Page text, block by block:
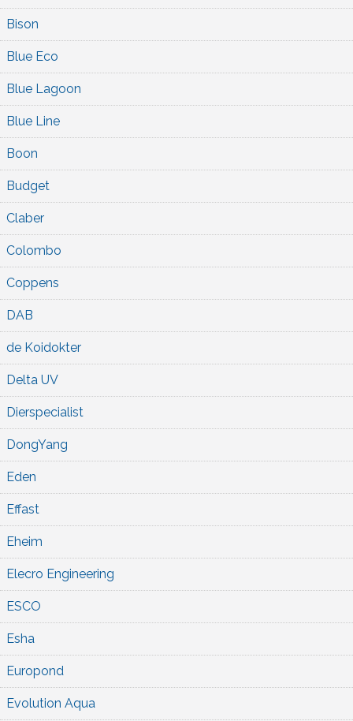
Bison
Blue Eco
Blue Lagoon
Blue Line
Boon
Budget
Claber
Colombo
Coppens
DAB
de Koidokter
Delta UV
Dierspecialist
DongYang
Eden
Effast
Eheim
Elecro Engineering
ESCO
Esha
Europond
Evolution Aqua